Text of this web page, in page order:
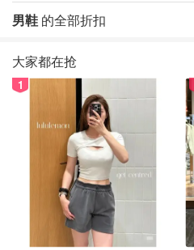
男鞋 的全部折扣
大家都在抢
1